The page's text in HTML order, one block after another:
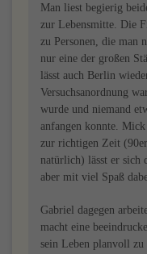
Man liest begierig
zur Lebensmitte. Die
zu Personen, die man
nur eine der großen
lässt auch Berlin
Versuchsanordnung
wurde und niemand
anfangen konnte.
zur richtigen Zeit
natürlich) lässt er sich
aber mit viel Spaß
Gabriel dagegen
macht eine
sein Leben planvoll zu